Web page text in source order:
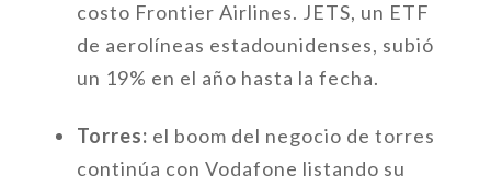
costo Frontier Airlines. JETS, un ETF
de aerolíneas estadounidenses, subió
un 19% en el año hasta la fecha.
Torres: el boom del negocio de torres
continúa con Vodafone listando su